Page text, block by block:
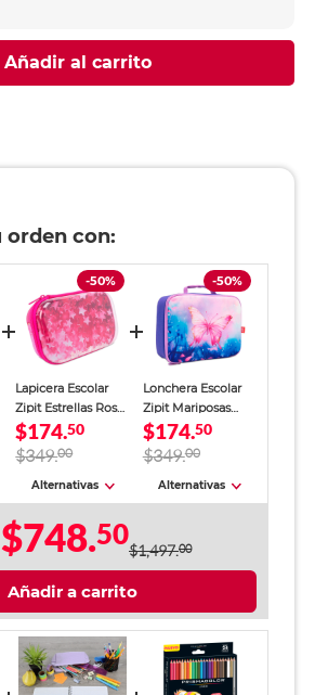
Añadir al carrito
orden con:
-50%
Lapicera Escolar
Zipit Estrellas Rosa
Niña
$174.50
$349.00
Alternativas
-50%
Lonchera Escolar
Zipit Mariposas
Morado Niña
$174.50
$349.00
Alternativas
$748.50$1,497.00
Añadir a carrito